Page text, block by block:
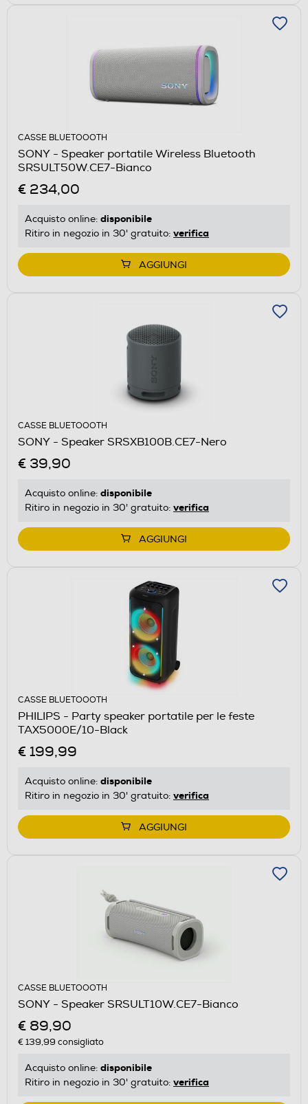
CASSE BLUETOOOTH
SONY - Speaker portatile Wireless Bluetooth
SRSULT50W.CE7-Bianco
€ 234,00
Acquisto online: disponibile
Ritiro in negozio in 30' gratuito: verifica
AGGIUNGI
CASSE BLUETOOOTH
SONY - Speaker SRSXB100B.CE7-Nero
€ 39,90
Acquisto online: disponibile
Ritiro in negozio in 30' gratuito: verifica
AGGIUNGI
CASSE BLUETOOOTH
PHILIPS - Party speaker portatile per le feste
TAX5000E/10-Black
€ 199,99
Acquisto online: disponibile
Ritiro in negozio in 30' gratuito: verifica
AGGIUNGI
CASSE BLUETOOOTH
SONY - Speaker SRSULT10W.CE7-Bianco
€ 89,90
€ 139,99 consigliato
Acquisto online: disponibile
Ritiro in negozio in 30' gratuito: verifica